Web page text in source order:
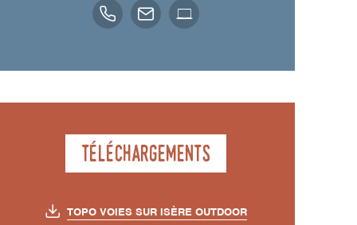
Téléchargements
TOPO VOIES SUR ISÈRE OUTDOOR